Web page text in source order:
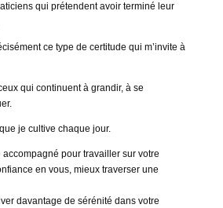
qui prétendent avoir terminé leur
ce type de certitude qui m’invite à
qui continuent à grandir, à se
je cultive chaque jour.
pour travailler sur votre
en vous, mieux traverser une
davantage de sérénité dans votre